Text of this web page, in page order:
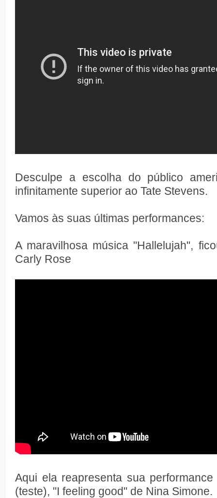
Desculpe a escolha do público
infinitamente superior ao Tate Stevens.
Vamos às suas últimas performances:
A maravilhosa música "Hallelujah",
Carly Rose
Aqui ela reapresenta sua
(teste), "I feeling good" de Nina Simone.